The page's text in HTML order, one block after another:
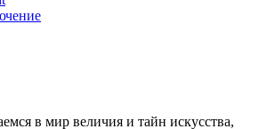
в мир величия и тайн искусства,